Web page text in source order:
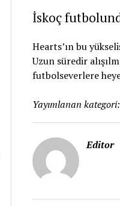
İskoç
Hearts’ın bu
Uzun süredir
futbolseverlere
Yayımlanan kategori:
Editor